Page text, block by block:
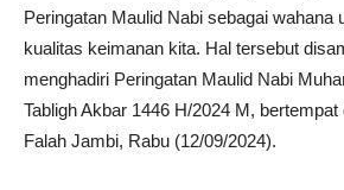
Peringatan Maulid Nabi sebagai wahana
kualitas keimanan kita. Hal tersebut
menghadiri Peringatan Maulid Nabi
Tabligh Akbar 1446 H/2024 M,
Falah Jambi, Rabu (12/09/2024).